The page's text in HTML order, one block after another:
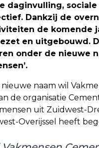
daginvulling,
Dankzij de
de komende
en uitgebouwd.
onder de nieuwe
nieuwe naam wil
de organisatie
uit Zuidwest-
Overijssel heeft